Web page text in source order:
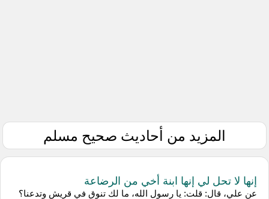
المزيد من أحاديث صحيح مسلم
إنها لا تحل لي إنها ابنة أخي من الرضاعة
عن علي، قال: قلت: يا رسول الله، ما لك تنوق في قريش وتدعنا؟